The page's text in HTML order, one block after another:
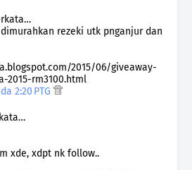
dimurahkan rezeki utk pnganjur dan
2015/06/giveaway-
2015-rm3100.html
2:20 PTG
xde, xdpt nk follow..